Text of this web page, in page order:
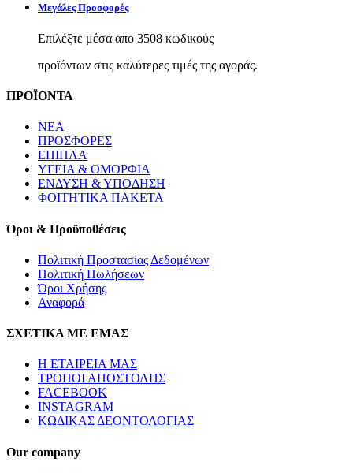
Μεγάλες Προσφορές
Επιλέξτε μέσα απο 3508 κωδικούς
προϊόντων στις καλύτερες τιμές της αγοράς.
ΠΡΟΪΟΝΤΑ
ΝΕΑ
ΠΡΟΣΦΟΡΕΣ
ΕΠΙΠΛΑ
ΥΓΕΙΑ & ΟΜΟΡΦΙΑ
ΕΝΔΥΣΗ & ΥΠΟΔΗΣΗ
ΦΟΙΤΗΤΙΚΑ ΠΑΚΕΤΑ
Όροι & Προϋποθέσεις
Πολιτική Προστασίας Δεδομένων
Πολιτική Πωλήσεων
Όροι Χρήσης
Αναφορά
ΣΧΕΤΙΚΑ ΜΕ ΕΜΑΣ
Η ΕΤΑΙΡΕΙΑ ΜΑΣ
ΤΡΟΠΟΙ ΑΠΟΣΤΟΛΗΣ
FACEBOOK
INSTAGRAM
ΚΩΔΙΚΑΣ ΔΕΟΝΤΟΛΟΓΙΑΣ
Our company